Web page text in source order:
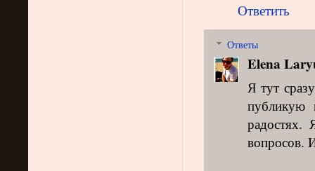
Ответить
Ответы
Elena
Я тут
публикую
радостях.
вопросов.